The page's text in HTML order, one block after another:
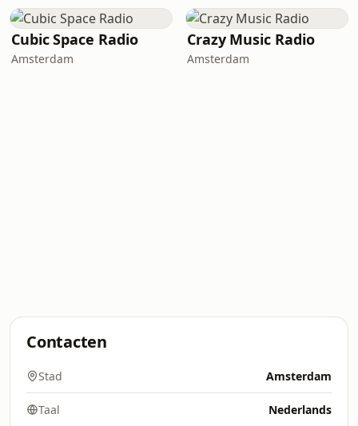
Cubic Space Radio
Amsterdam
Crazy Music Radio
Amsterdam
Contacten
Stad Amsterdam
Taal Nederlands